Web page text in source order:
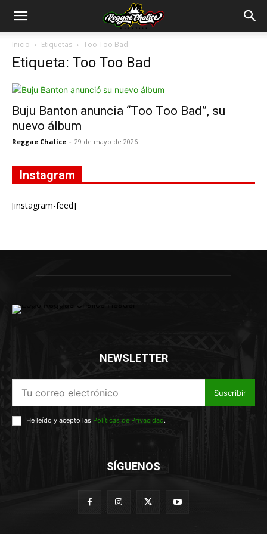
Inicio Etiquetas Too Too Bad
Etiqueta: Too Too Bad
Buju Banton anuncia “Too Too Bad”, su
nuevo álbum
Reggae Chalice - 29 de mayo de 2026
Instagram
[instagram-feed]
NEWSLETTER
Suscribir
He leído y acepto las Políticas de Privacidad.
SÍGUENOS